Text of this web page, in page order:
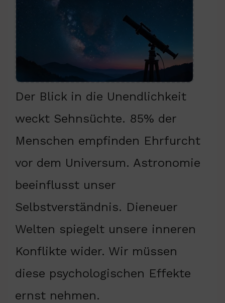
Der Blick in die Unendlichkeit
weckt Sehnsüchte. 85% der
Menschen empfinden Ehrfurcht
vor dem Universum. Astronomie
beeinflusst unser
Selbstverständnis. Dieneuer
Welten spiegelt unsere inneren
Konflikte wider. Wir müssen
diese psychologischen Effekte
ernst nehmen.